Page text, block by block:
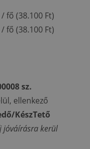
fő (38.100 Ft)
fő (38.100 Ft)
sz.
ellenkező
KészTető
jóváírásra kerül